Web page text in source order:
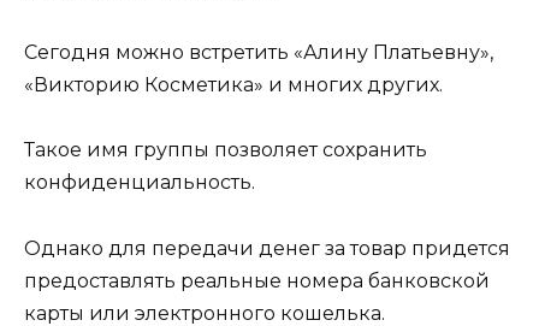
Сегодня можно встретить «Алину Платьевну»,
«Викторию Косметика» и многих других.
Такое имя группы позволяет сохранить
конфиденциальность.
Однако для передачи денег за товар придется
предоставлять реальные номера банковской
карты или электронного кошелька.